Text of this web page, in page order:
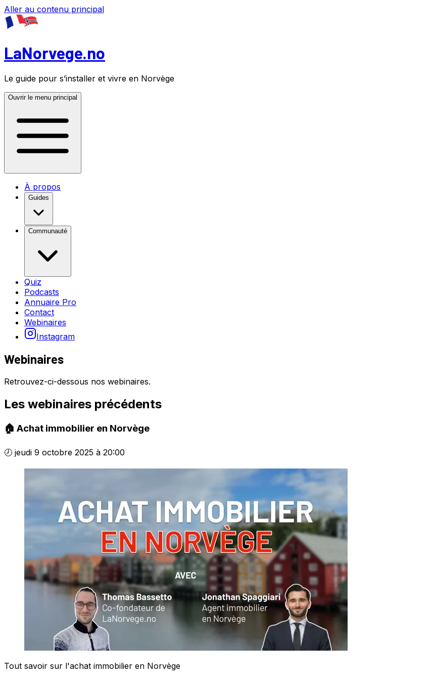
Aller au contenu principal
LaNorvege.no
Le guide pour s’installer et vivre en Norvège
Ouvrir le menu principal
À propos
Guides
Communauté
Quiz
Podcasts
Annuaire Pro
Contact
Webinaires
Instagram
Webinaires
Retrouvez-ci-dessous nos webinaires.
Les webinaires précédents
🏠 Achat immobilier en Norvège
🕗 jeudi 9 octobre 2025 à 20:00
Tout savoir sur l'achat immobilier en Norvège